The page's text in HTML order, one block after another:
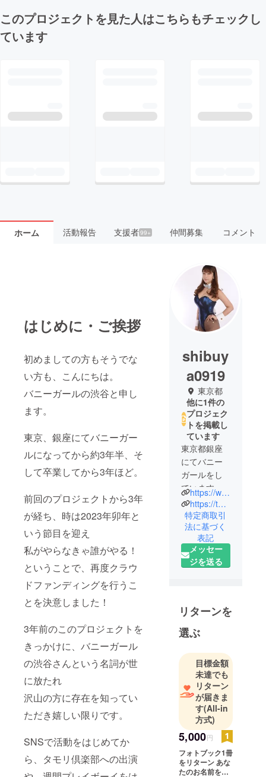
このプロジェクトを見た人はこちらもチェックし
ています
ホーム 活動報告 支援者99+ 仲間募集 コメント
はじめに・ご挨拶
初めましての方もそうでな
い方も、こんにちは。
バニーガールの渋谷と申し
ます。
東京、銀座にてバニーガー
ルになってから約3年半、そ
して卒業してから3年ほど。
前回のプロジェクトから3年
が経ち、時は2023年卯年と
いう節目を迎え
私がやらなきゃ誰がやる！
ということで、再度クラウ
ドファンディングを行うこ
とを決意しました！
3年前のこのプロジェクトを
きっかけに、バニーガール
の渋谷さんという名詞が世
に放たれ
沢山の方に存在を知ってい
ただき嬉しい限りです。
SNSで活動をはじめてか
ら、タモリ倶楽部への出演
shibuy
a0919
東京都
他に1件の
プロジェク
トを掲載し
ています
東京都銀座
にてバニー
ガールをし
ています。 https://www.instagram.com/shibuya_the_bunny/
https://twitter.com/98IFaT2z5faYwC0
特定商取引
法に基づく
表記
メッセー
ジを送る
リターンを
選ぶ
目標金額
未達でも
リターン
が届きま
す(All-in
方式)
5,000円
フォトブック1冊
をリターン あな
たのお名前をク